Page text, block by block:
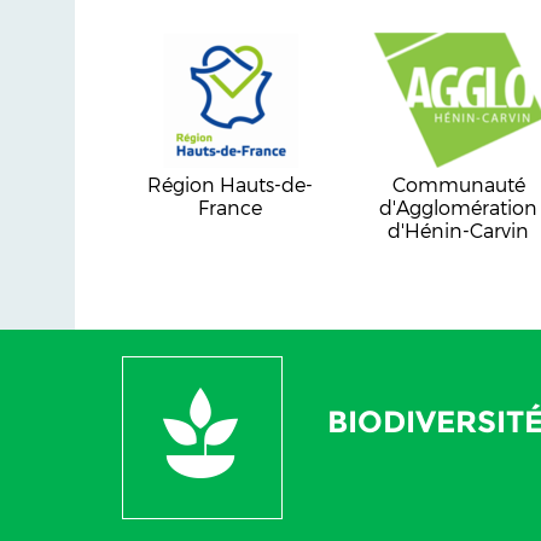
Région Hauts-de-
France
Communauté
d'Agglomération
d'Hénin-Carvin